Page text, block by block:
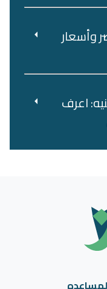
وأسعار
بحد أدنى 500 جنيه: اعرف